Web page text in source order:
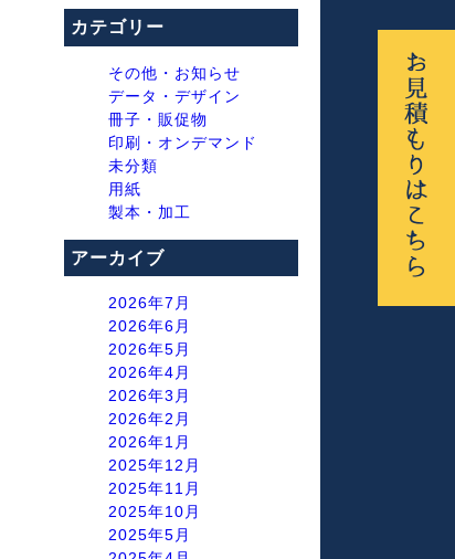
カテゴリー
その他・お知らせ
データ・デザイン
冊子・販促物
印刷・オンデマンド
未分類
用紙
製本・加工
アーカイブ
2026年7月
2026年6月
2026年5月
2026年4月
2026年3月
2026年2月
2026年1月
2025年12月
2025年11月
2025年10月
2025年5月